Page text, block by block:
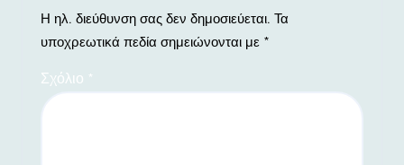
Η ηλ. διεύθυνση σας δεν δημοσιεύεται. Τα
υποχρεωτικά πεδία σημειώνονται με *
Σχόλιο *